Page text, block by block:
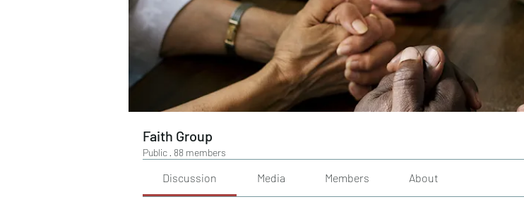
Faith Group
Public · 88 members
Discussion Media Members About